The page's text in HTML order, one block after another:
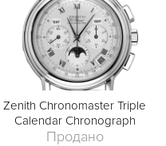
Zenith Chronomaster Triple
Calendar Chronograph
Продано